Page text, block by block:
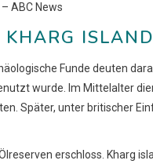
ABC News
ISLAND
Funde deuten
wurde. Im Mittelalter
Später, unter britischer
erschloss. Kharg